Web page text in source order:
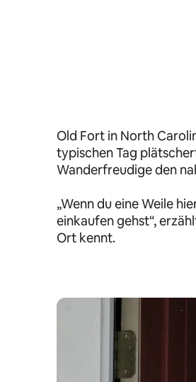
Old Fort in North
typischen Tag
Wanderfreudige den
„Wenn du eine Weile
einkaufen gehst“,
Ort kennt.